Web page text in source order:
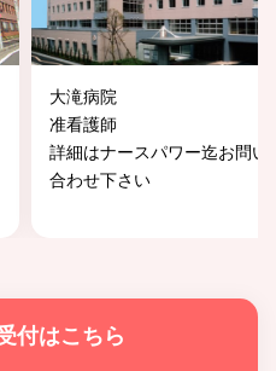
大滝病院
准看護師
詳細はナースパワー迄お問い
合わせ下さい
付はこちら